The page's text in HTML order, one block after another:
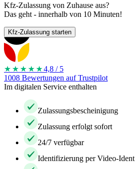
Kfz-Zulassung von Zuhause aus?
Das geht - innerhalb von 10 Minuten!
Kfz-Zulassung starten
★★★★ ★4,8 / 5
1008 Bewertungen auf Trustpilot
Im digitalen Service enthalten
Zulassungsbescheinigung
Zulassung erfolgt sofort
24/7 verfügbar
Identifizierung per Video-Ident